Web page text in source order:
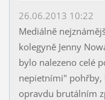
26.06.2013 10:22
Mediálně
kolegyně Jenny
bylo nalezeno celé
nepietními" pohřby,
opravdu brutálním